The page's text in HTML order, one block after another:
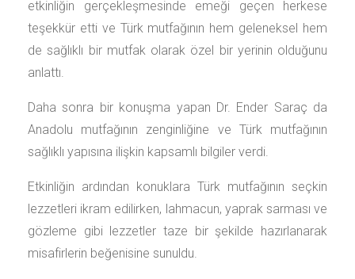
etkinliğin gerçekleşmesinde emeği geçen herkese
teşekkür etti ve Türk mutfağının hem geleneksel hem
de sağlıklı bir mutfak olarak özel bir yerinin olduğunu
anlattı.
Daha sonra bir konuşma yapan Dr. Ender Saraç da
Anadolu mutfağının zenginliğine ve Türk mutfağının
sağlıklı yapısına ilişkin kapsamlı bilgiler verdi.
Etkinliğin ardından konuklara Türk mutfağının seçkin
lezzetleri ikram edilirken, lahmacun, yaprak sarması ve
gözleme gibi lezzetler taze bir şekilde hazırlanarak
misafirlerin beğenisine sunuldu.